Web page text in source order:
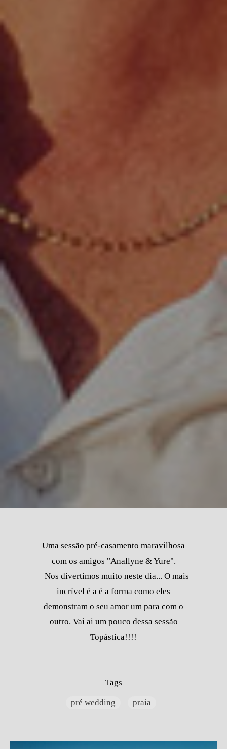
Uma sessão pré-casamento maravilhosa
com os amigos "Anallyne & Yure".
Nos divertimos muito neste dia... O mais
incrível é a é a forma como eles
demonstram o seu amor um para com o
outro. Vai ai um pouco dessa sessão
Topástica!!!!
Tags
pré wedding praia